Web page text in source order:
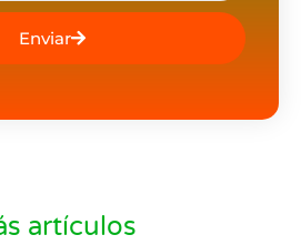
Enviar
artículos